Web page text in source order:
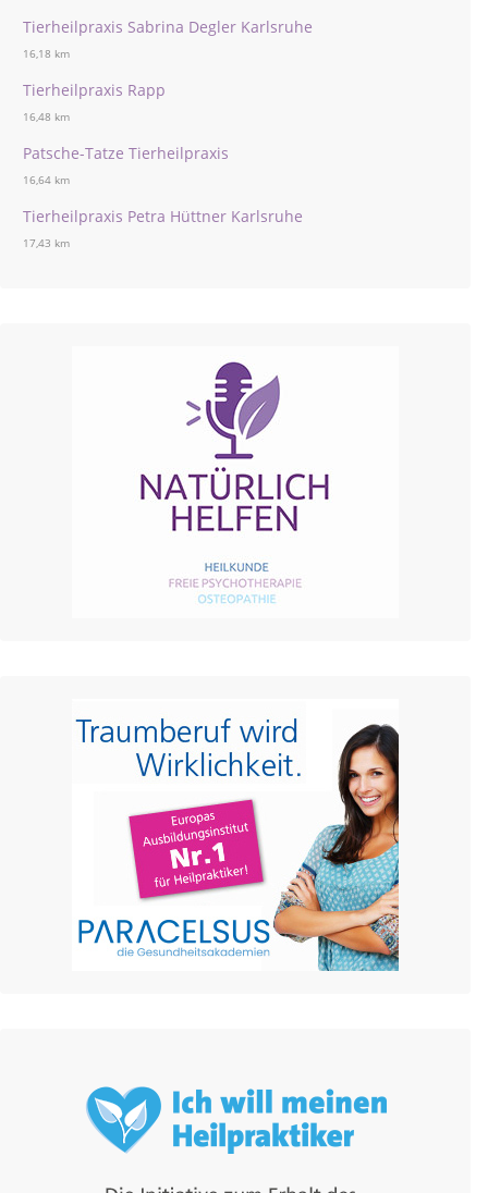
Tierheilpraxis Sabrina Degler Karlsruhe
16,18 km
Tierheilpraxis Rapp
16,48 km
Patsche-Tatze Tierheilpraxis
16,64 km
Tierheilpraxis Petra Hüttner Karlsruhe
17,43 km